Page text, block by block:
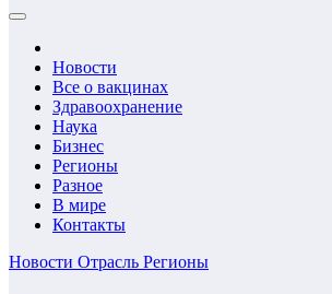
Новости
Все о вакцинах
Здравоохранение
Наука
Бизнес
Регионы
Разное
В мире
Контакты
Новости Отрасль Регионы